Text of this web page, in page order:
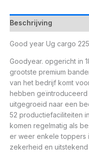
Beschrijving
Good year Ug cargo
Goodyear. opgericht in
grootste premium
van het bedrijf komt
hebben geïntroduceerd
uitgegroeid naar een
52 productiefaciliteiten
komen regelmatig als
er weer enkele toppers
zekerheid en